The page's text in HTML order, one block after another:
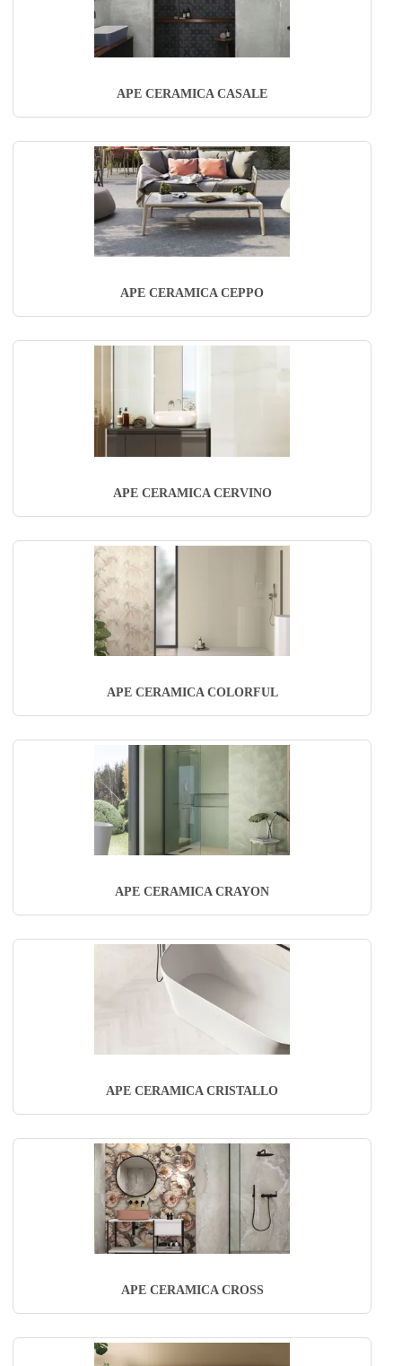
APE CERAMICA CASALE
APE CERAMICA CEPPO
APE CERAMICA CERVINO
APE CERAMICA COLORFUL
APE CERAMICA CRAYON
APE CERAMICA CRISTALLO
APE CERAMICA CROSS